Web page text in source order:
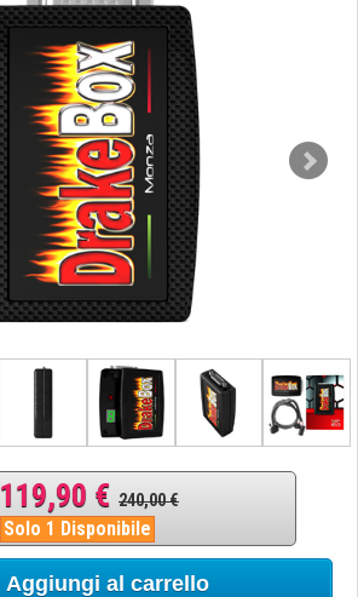
119,90 € 240,00 €
Solo 1 Disponibile
Aggiungi al carrello